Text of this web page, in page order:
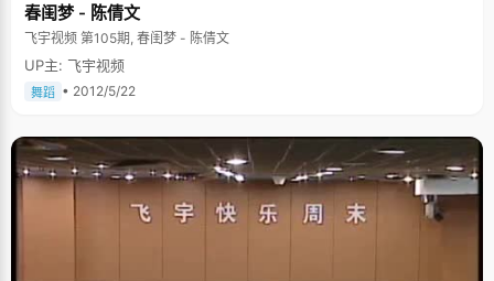
春闺梦 - 陈倩文
飞宇视频 第105期, 春闺梦 - 陈倩文
UP主: 飞宇视频
舞蹈 • 2012/5/22